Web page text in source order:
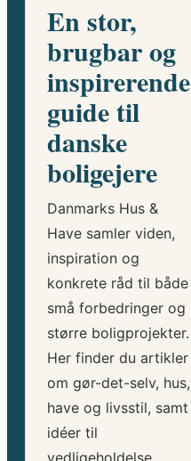
En stor,
brugbar og
inspirerende
guide til
danske
boligejere
Danmarks Hus &
Have samler viden,
inspiration og
konkrete råd til både
små forbedringer og
større boligprojekter.
Her finder du artikler
om gør-det-selv, hus,
have og livsstil, samt
idéer til